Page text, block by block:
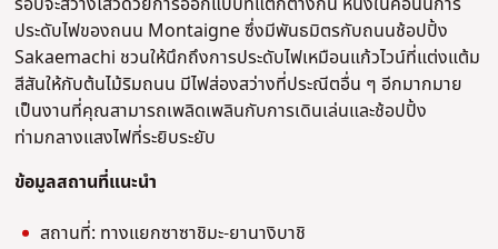
ประดับไฟของถนน Montaigne ซึ่งมีพันธมิตรกับถนนช้อปปิ้ง
Sakaemachi ชวนให้นึกถึงการประดับไฟเหมือนแก้วไวน์ที่แต่งแต้ม
สีสันให้กับต้นไม้ริมถนน มีไฟส่องสว่างที่ประณีตอื่น ๆ อีกมากมาย
เป็นงานที่คุณสามารถเพลิดเพลินกับการเดินเล่นและช้อปปิ้ง
ท่ามกลางแสงไฟที่ระยิบระยับ
ข้อมูลสถานที่แนะนํา
สถานที่: ทางแยกซาซาชิมะ-ยานางิบาชิ